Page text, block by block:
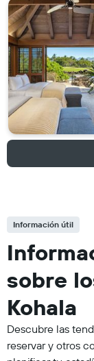
Información útil
sobre
Kohala
Descubre las
reservar y otros